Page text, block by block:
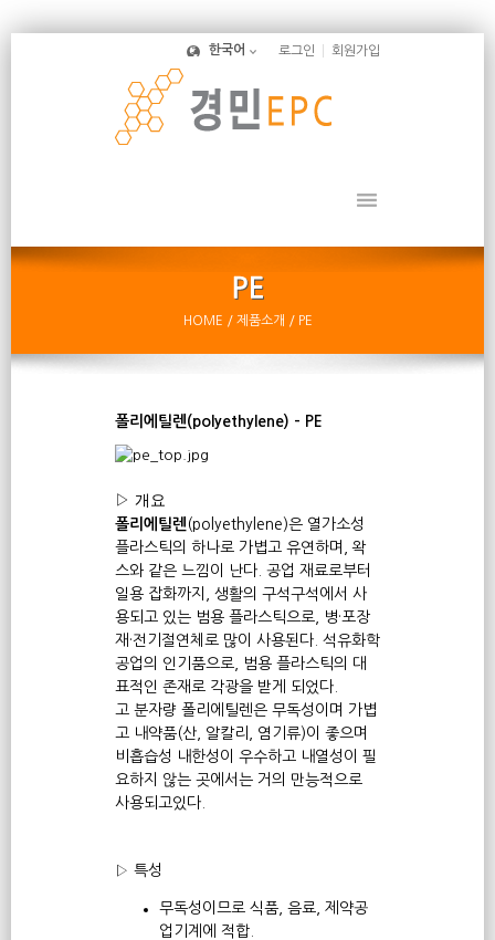
로그인 회원가입
한국어
HOME / 제품소개 / PE
폴리에틸렌(polyethylene) - PE
▷ 개요
폴리에틸렌 (polyethylene)은 열가소성
플라스틱의 하나로 가볍고 유연하며, 왁
스와 같은 느낌이 난다. 공업 재료로부터
일용 잡화까지, 생활의 구석구석에서 사
용되고 있는 범용 플라스틱으로, 병·포장
재·전기절연체로 많이 사용된다. 석유화학
공업의 인기품으로, 범용 플라스틱의 대
표적인 존재로 각광을 받게 되었다.
고 분자량 폴리에틸렌은 무독성이며 가볍
고 내약품(산, 알칼리, 염기류)이 좋으며
비흡습성 내한성이 우수하고 내열성이 필
요하지 않는 곳에서는 거의 만능적으로
사용되고있다.
▷ 특성
무독성이므로 식품, 음료, 제약공
업기계에 적합.